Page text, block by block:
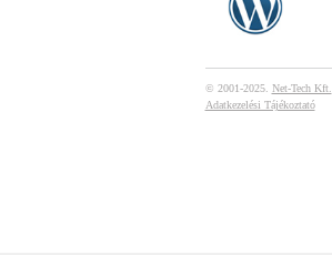
© 2001-2025. Net-Tech Kft.
Adatkezelési Tájékoztató